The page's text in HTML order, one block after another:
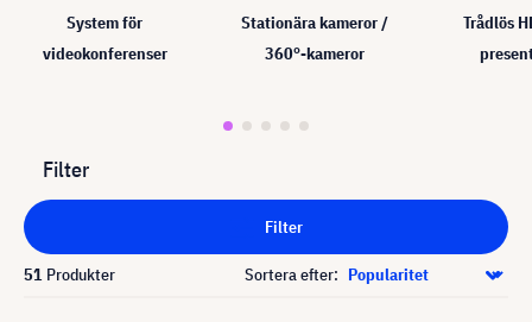
System för
videokonferenser
Stationära kameror /
360°-kameror
Trådlös
Filter
Filter
51 Produkter Sortera efter: